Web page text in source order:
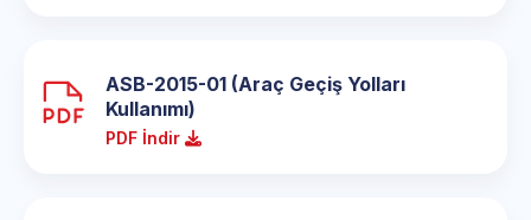
ASB-2015-01 (Araç Geçiş Yolları
Kullanımı)
PDF İndir